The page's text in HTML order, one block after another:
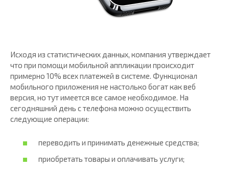
Исходя из статистических данных, компания утверждает
что при помощи мобильной аппликации происходит
примерно 10% всех платежей в системе. Функционал
мобильного приложения не настолько богат как веб
версия, но тут имеется все самое необходимое. На
сегодняшний день с телефона можно осуществить
следующие операции:
переводить и принимать денежные средства;
приобретать товары и оплачивать услуги;